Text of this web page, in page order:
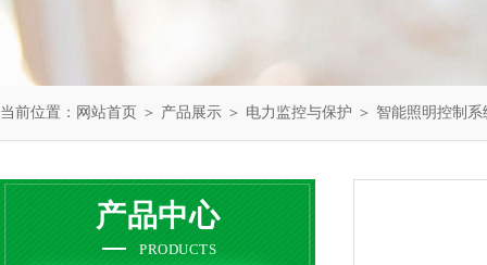
当前位置： 网站首页 ＞ 产品展示 ＞ 电力监控与保护 ＞ 智能照明控制系
产品中心
PRODUCTS